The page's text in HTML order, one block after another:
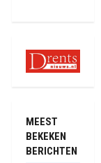
MEEST
BEKEKEN
BERICHTEN